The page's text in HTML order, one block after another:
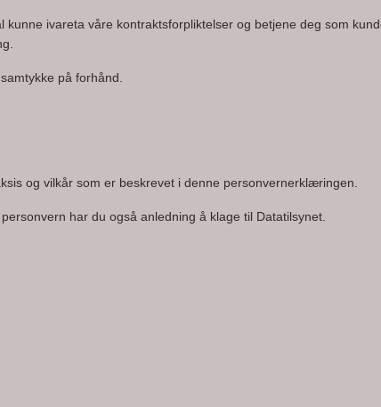
ivareta våre kontraktsforpliktelser og betjene deg som
på forhånd.
og vilkår som er beskrevet i denne personvernerklæringen.
har du også anledning å klage til Datatilsynet.